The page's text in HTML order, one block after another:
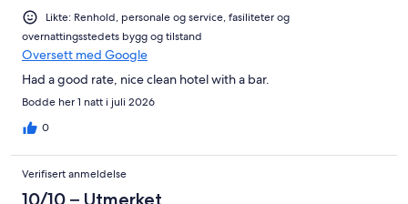
Likte: Renhold, personale og service, fasiliteter og
overnattingsstedets bygg og tilstand
Oversett med Google
Had a good rate, nice clean hotel with a bar.
Bodde her 1 natt i juli 2026
0
Verifisert anmeldelse
10/10 – Utmerket